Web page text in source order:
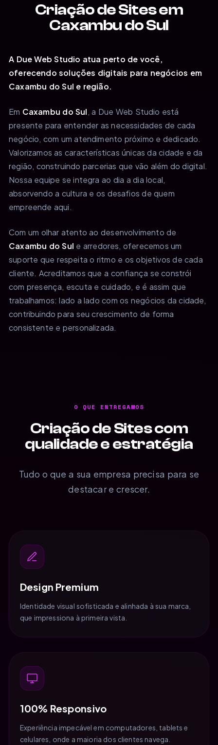
Criação de Sites em
Caxambu do Sul
A Due Web Studio atua perto de você,
oferecendo soluções digitais para negócios em
Caxambu do Sul e região.
Em Caxambu do Sul, a Due Web Studio está
presente para entender as necessidades de cada
negócio, com um atendimento próximo e dedicado.
Valorizamos as características únicas da cidade e da
região, construindo parcerias que vão além do digital.
Nossa equipe se integra ao dia a dia local,
absorvendo a cultura e os desafios de quem
empreende aqui.
Com um olhar atento ao desenvolvimento de
Caxambu do Sul e arredores, oferecemos um
suporte que respeita o ritmo e os objetivos de cada
cliente. Acreditamos que a confiança se constrói
com presença, escuta e cuidado, e é assim que
trabalhamos: lado a lado com os negócios da cidade,
contribuindo para seu crescimento de forma
consistente e personalizada.
O QUE ENTREGAMOS
Criação de Sites com
qualidade e estratégia
Tudo o que a sua empresa precisa para se
destacar e crescer.
Design Premium
Identidade visual sofisticada e alinhada à sua marca,
que impressiona à primeira vista.
100% Responsivo
Experiência impecável em computadores, tablets e
celulares, onde a maioria dos clientes navega.